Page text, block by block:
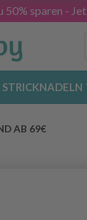
50% sparen -
AB 69€